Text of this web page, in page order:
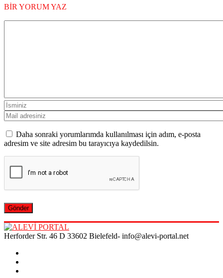
BİR YORUM YAZ
Daha sonraki yorumlarımda kullanılması için adım, e-posta
adresim ve site adresim bu tarayıcıya kaydedilsin.
Herforder Str. 46 D 33602 Bielefeld- info@alevi-portal.net